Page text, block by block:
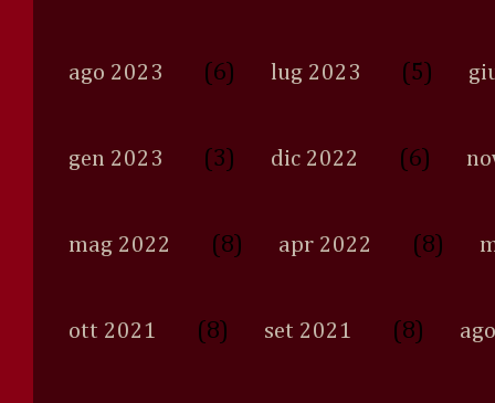
ago 2023 (6) lug 2023 (5)
gen 2023 (3) dic 2022 (6)
mag 2022 (8) apr 2022 (8)
ott 2021 (8) set 2021 (8)